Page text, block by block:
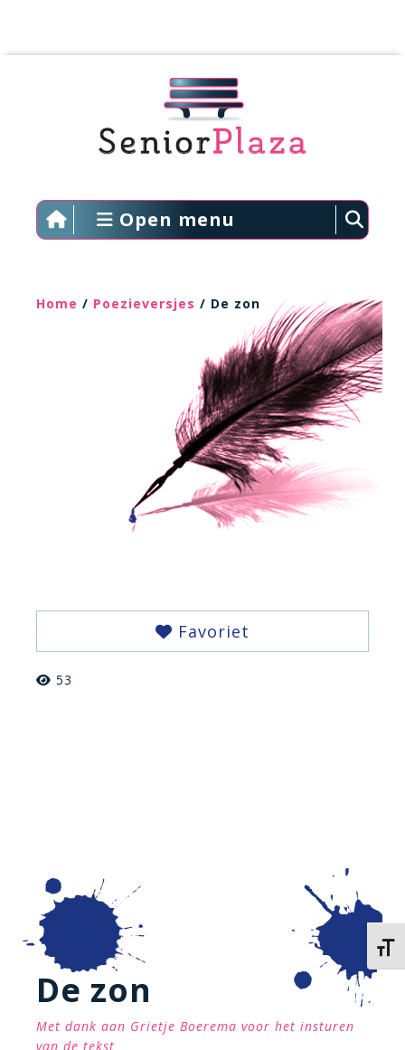
Open menu
Home / Poezieversjes / De zon
Favoriet
53
De zon
Met dank aan Grietje Boerema voor het insturen
van de tekst